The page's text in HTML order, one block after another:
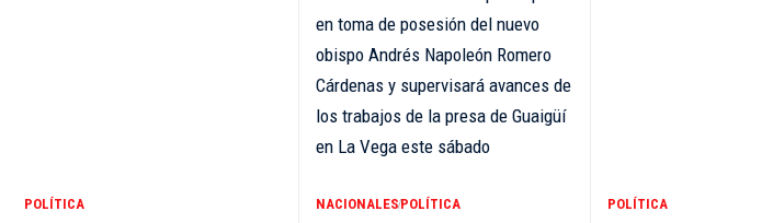
POLÍTICA NACIONALESPOLÍTICA POLÍTICA